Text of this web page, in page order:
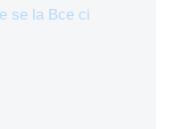
se la Bce ci